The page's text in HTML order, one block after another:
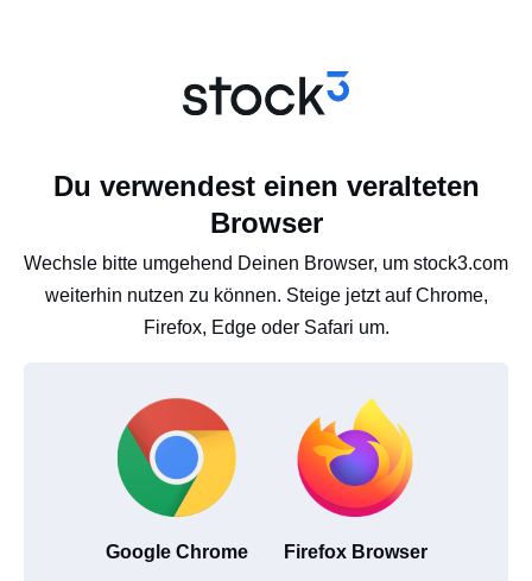
Du verwendest einen veralteten
Browser
Wechsle bitte umgehend Deinen Browser, um stock3.com
weiterhin nutzen zu können. Steige jetzt auf Chrome,
Firefox, Edge oder Safari um.
Google Chrome Firefox Browser